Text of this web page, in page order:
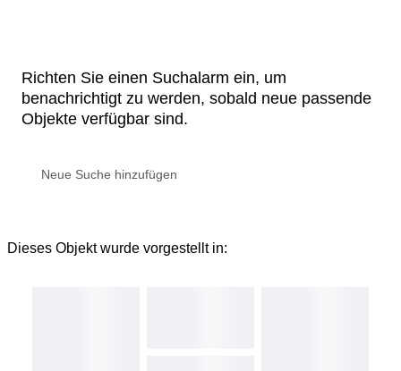
Richten Sie einen Suchalarm ein, um
benachrichtigt zu werden, sobald neue passende
Objekte verfügbar sind.
Dieses Objekt wurde vorgestellt in: